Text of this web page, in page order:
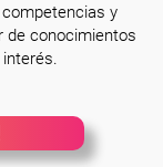
y
de conocimientos